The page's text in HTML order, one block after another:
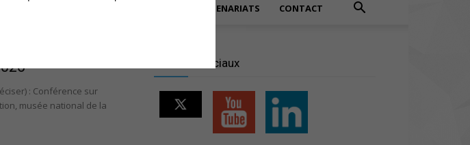
PARTENARIATS CONTACT
: Conférence sur
musée national de la
Réseaux sociaux